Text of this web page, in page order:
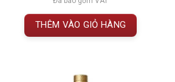
là:
3.500.000 VNĐ.
THÊM VÀO GIỎ HÀNG